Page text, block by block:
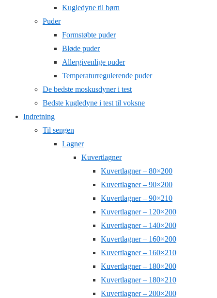
Kugledyne til børn
Puder
Formstøbte puder
Bløde puder
Allergivenlige puder
Temperaturregulerende puder
De bedste moskusdyner i test
Bedste kugledyne i test til voksne
Indretning
Til sengen
Lagner
Kuvertlagner
Kuvertlagner – 80×200
Kuvertlagner – 90×200
Kuvertlagner – 90×210
Kuvertlagner – 120×200
Kuvertlagner – 140×200
Kuvertlagner – 160×200
Kuvertlagner – 160×210
Kuvertlagner – 180×200
Kuvertlagner – 180×210
Kuvertlagner – 200×200